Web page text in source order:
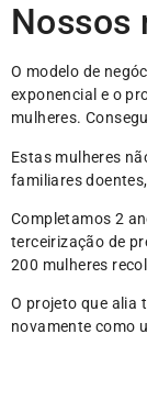
Nossos
O modelo de
exponencial e o
mulheres.
Estas mulheres
familiares
Completamos 2
terceirização de
200 mulheres
O projeto que alia
novamente como